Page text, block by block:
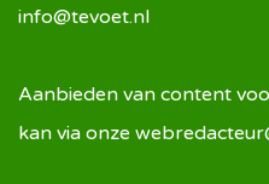
info@tevoet.nl
Aanbieden van content
kan via onze